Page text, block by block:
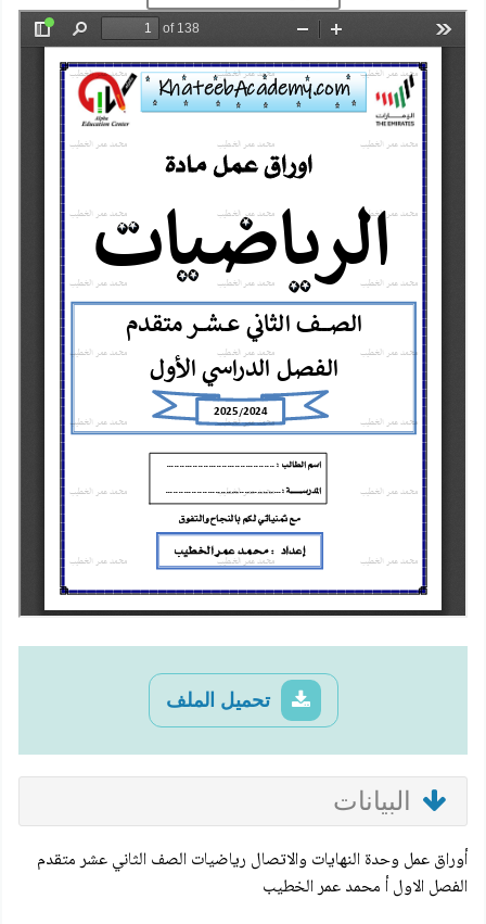
تحميل الملف
البيانات
أوراق عمل وحدة النهايات والاتصال رياضيات الصف الثاني عشر متقدم
الفصل الاول أ محمد عمر الخطيب